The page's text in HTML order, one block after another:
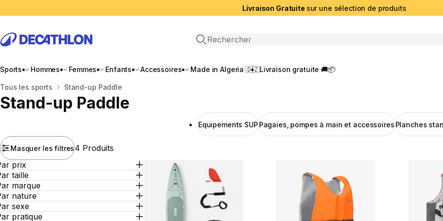
Livraison Gratuite sur une sélection de produits
Recherche ouverte
Sports Hommes Femmes Enfants Accessoires Made in Algeria 🇩🇿Livraison gratuite 🚚📦
Accueil
Tous les sports Stand-up Paddle
Stand-up Paddle
Equipements SUP Pagaies, pompes à main et accessoires Planches
Masquer les filtres4 Produits
prix
taille
marque
nature
sexe
pratique